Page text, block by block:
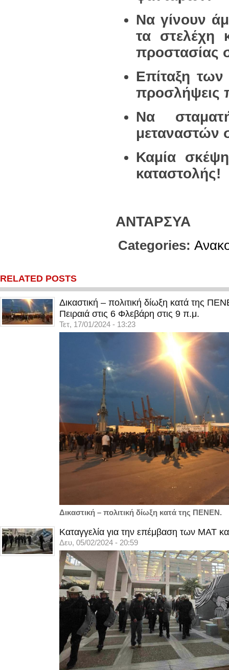
Να γίνουν
τα στελέχη
προστασίας
Επίταξη
προσλήψεις
Να
μεταναστών
Καμία
καταστολής!
ΑΝΤΑΡΣΥΑ
Categories:
RELATED POSTS
Δικαστική – πολιτική δίωξη κατά της
Πειραιά στις 6 Φλεβάρη στις 9 π.μ.
Τετ, 17/01/2024 - 13:23
Δικαστική – πολιτική δίωξη κατά της ΠΕΝΕΝ.
Καταγγελία για την επέμβαση των ΜΑΤ
Δευ, 05/02/2024 - 20:59